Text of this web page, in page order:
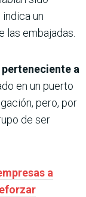
un
las embajadas.
a
en un puerto
pero, por
de ser
a